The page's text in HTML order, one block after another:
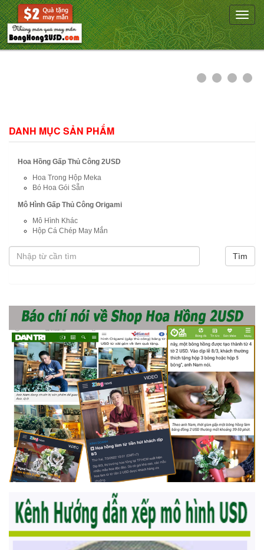
Toggle
DANH MỤC SẢN PHẨM
Hoa Hồng Gấp Thủ Công 2USD
Hoa Trong Hộp Meka
Bó Hoa Gói Sẵn
Mô Hình Gấp Thủ Công Origami
Mô Hình Khác
Hộp Cá Chép May Mắn